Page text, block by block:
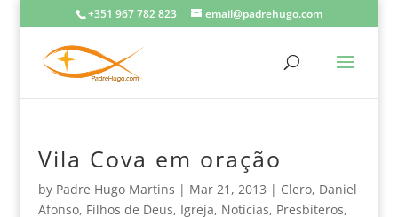
+351 967 782 823 email@padrehugo.com
Vila Cova em oração
by Padre Hugo Martins | Mar 21, 2013 | Clero, Daniel
Afonso, Filhos de Deus, Igreja, Noticias, Presbíteros,